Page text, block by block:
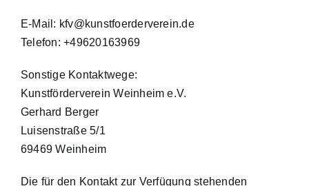
E-Mail: kfv@kunstfoerderverein.de
Telefon: +49620163969
Sonstige Kontaktwege:
Kunstförderverein Weinheim e.V.
Gerhard Berger
Luisenstraße 5/1
69469 Weinheim
Die für den Kontakt zur Verfügung stehenden